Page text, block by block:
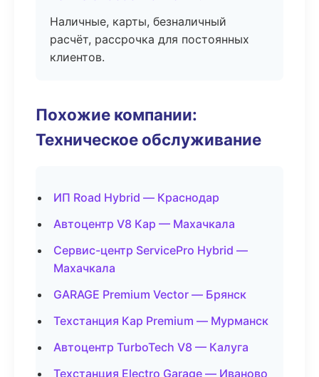
Наличные, карты, безналичный
расчёт, рассрочка для постоянных
клиентов.
Похожие компании:
Техническое обслуживание
ИП Road Hybrid — Краснодар
Автоцентр V8 Кар — Махачкала
Сервис-центр ServicePro Hybrid —
Махачкала
GARAGE Premium Vector — Брянск
Техстанция Кар Premium — Мурманск
Автоцентр TurboTech V8 — Калуга
Техстанция Electro Garage — Иваново